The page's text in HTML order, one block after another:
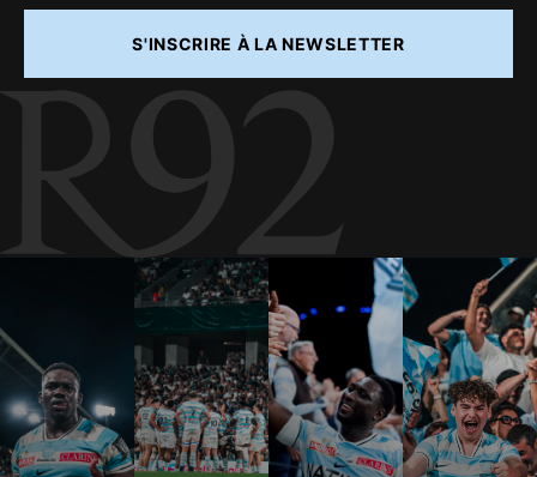
S'INSCRIRE À LA NEWSLETTER